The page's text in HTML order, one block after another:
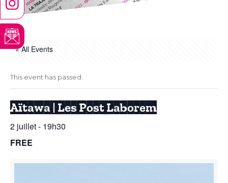
« All Events
This event has passed.
Aïtawa | Les Post Laborem
2 juillet - 19h30
FREE